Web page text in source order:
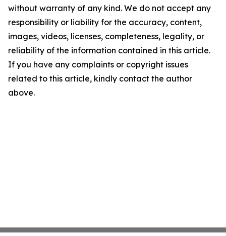
without warranty of any kind. We do not accept any
responsibility or liability for the accuracy, content,
images, videos, licenses, completeness, legality, or
reliability of the information contained in this article.
If you have any complaints or copyright issues
related to this article, kindly contact the author
above.